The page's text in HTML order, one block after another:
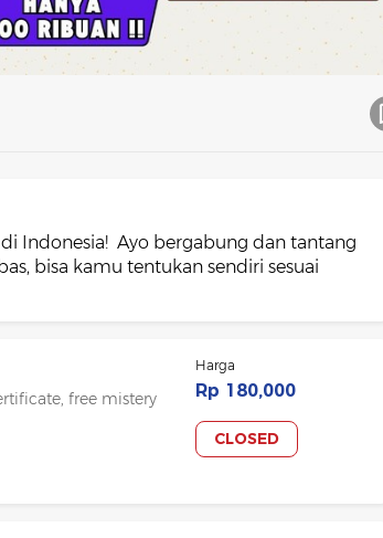
Indonesia! Ayo bergabung dan tantang
bisa kamu tentukan sendiri sesuai
free mistery
Harga
Rp 180,000
CLOSED